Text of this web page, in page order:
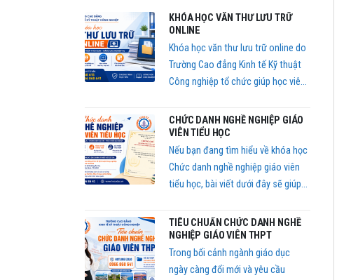
KHÓA HỌC VĂN THƯ LƯU TRỮ
ONLINE
Khóa học văn thư lưu trữ online do
Trường Cao đẳng Kinh tế Kỹ thuật
Công nghiệp tổ chức giúp học viên
kiệm thời gian nhưng vẫn đảm bảo
đầy đủ kiến thức và kỹ năng nghiệp
vụ theo quy định hiện hành.
CHỨC DANH NGHỀ NGHIỆP GIÁO
VIÊN TIỂU HỌC
Nếu bạn đang tìm hiểu về khóa học
Chức danh nghề nghiệp giáo viên
tiểu học, bài viết dưới đây sẽ giúp
trình đào tạo, điều kiện học, học
phí và hồ sơ đăng ký mới nhất hiện
nay.
TIÊU CHUẨN CHỨC DANH NGHỀ
NGHIỆP GIÁO VIÊN THPT
Trong bối cảnh ngành giáo dục
ngày càng đổi mới và yêu cầu